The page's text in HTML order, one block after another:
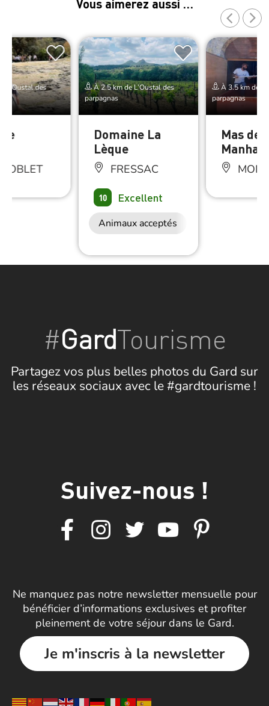
Vous aimerez aussi …
L’Oustal des
À 2.5 km de L’Oustal des
parpagnas
Domaine La
Lèque
FRESSAC
10 Excellent
Animaux acceptés
À 3.5 km de
parpagnas
Mas des
#GardTourisme
Partagez vos plus belles photos du Gard sur
les réseaux sociaux avec le #gardtourisme !
Suivez-nous !
Ne manquez pas notre newsletter mensuelle pour
bénéficier d’informations exclusives et profiter
pleinement de votre séjour dans le Gard.
Je m'inscris à la newsletter